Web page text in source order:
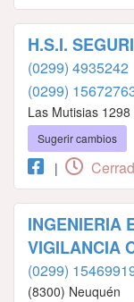
H.S.I.
(0299) 4935242
(0299)
Las Mutisias
Sugerir cambios
|
INGENIERIA
VIGILANCIA
(0299)
(8300) Neuquén